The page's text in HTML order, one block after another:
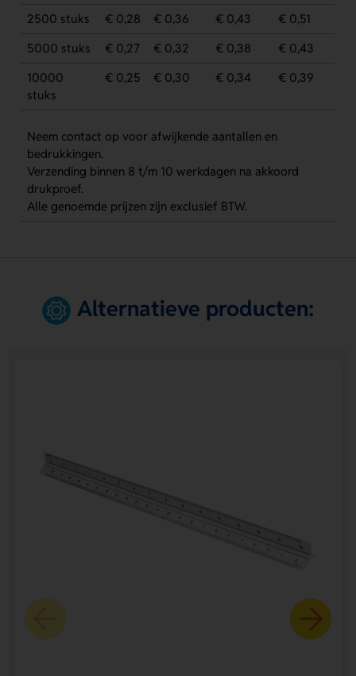
2500 stuks
€ 0,28 € 0,36 € 0,43
€ 0,51
5000 stuks
€ 0,27 € 0,32 € 0,38
€ 0,43
10000
stuks
€ 0,25 € 0,30 € 0,34 € 0,39
Neem contact op voor afwijkende aantallen en
bedrukkingen.
Verzending binnen 8 t/m 10 werkdagen na akkoord
drukproef.
Alle genoemde prijzen zijn exclusief BTW.
Alternatieve producten: